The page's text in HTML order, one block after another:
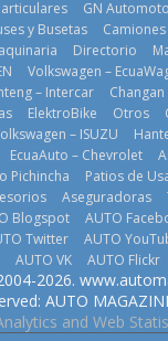
el mundo en
‘Kia OMBC
Cup’
6 de mayo de
2026
La Vuelta al
Ecuador 2026,
edición 47ª,
GN
y Busetas
Directorio
Volkswagen –
– Intercar Changan
ElektroBike Otros
– ISUZU
EcuaAuto – Chevrolet
Pichincha Patios de
Aseguradoras
Blogspot AUTO
Twitter AUTO
AUTO VK AUTO Flickr
2026.
AUTO